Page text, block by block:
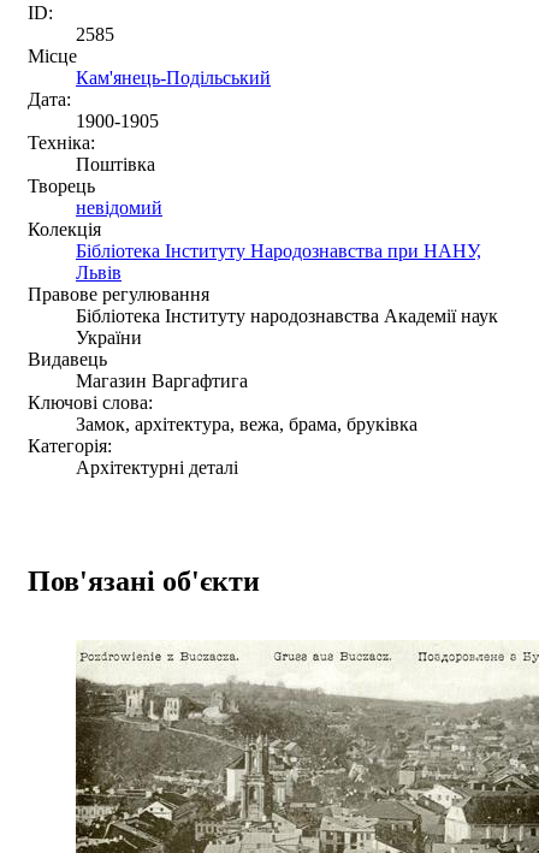
ID:
2585
Місце
Кам'янець-Подільський
Дата:
1900-1905
Техніка:
Поштівка
Творець
невідомий
Колекція
Бібліотека Інституту Народознавства при НАНУ,
Львів
Правове регулювання
Бібліотека Інституту народознавства Академії наук
України
Видавець
Магазин Варгафтига
Ключові слова:
Замок, архітектура, вежа, брама, бруківка
Категорія:
Архітектурні деталі
Пов'язані об'єкти